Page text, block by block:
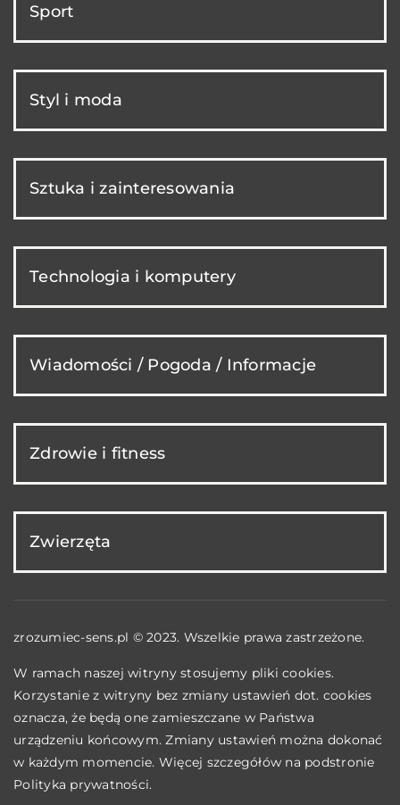
Sport
Styl i moda
Sztuka i zainteresowania
Technologia i komputery
Wiadomości / Pogoda / Informacje
Zdrowie i fitness
Zwierzęta
zrozumiec-sens.pl © 2023. Wszelkie prawa zastrzeżone.
W ramach naszej witryny stosujemy pliki cookies.
Korzystanie z witryny bez zmiany ustawień dot. cookies
oznacza, że będą one zamieszczane w Państwa
urządzeniu końcowym. Zmiany ustawień można dokonać
w każdym momencie. Więcej szczegółów na podstronie
Polityka prywatności.